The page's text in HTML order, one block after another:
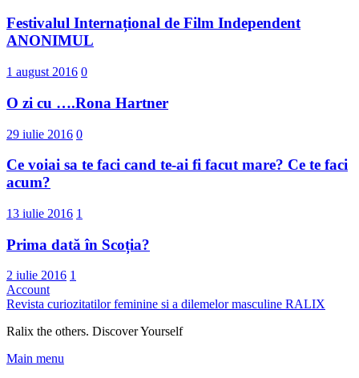
Festivalul Internațional de Film Independent
ANONIMUL
1 august 2016 0
O zi cu ….Rona Hartner
29 iulie 2016 0
Ce voiai sa te faci cand te-ai fi facut mare? Ce te faci
acum?
13 iulie 2016 1
Prima dată în Scoția?
2 iulie 2016 1
Account
Revista curiozitatilor feminine si a dilemelor masculine RALIX
Ralix the others. Discover Yourself
Main menu